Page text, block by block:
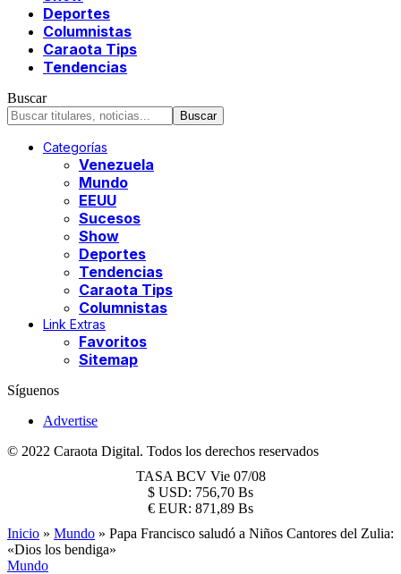
Deportes
Columnistas
Caraota Tips
Tendencias
Buscar
Categorías
Venezuela
Mundo
EEUU
Sucesos
Show
Deportes
Tendencias
Caraota Tips
Columnistas
Link Extras
Favoritos
Sitemap
Síguenos
Advertise
© 2022 Caraota Digital. Todos los derechos reservados
TASA BCV Vie 07/08
$ USD: 756,70 Bs
€ EUR: 871,89 Bs
Inicio » Mundo » Papa Francisco saludó a Niños Cantores del Zulia:
«Dios los bendiga»
Mundo